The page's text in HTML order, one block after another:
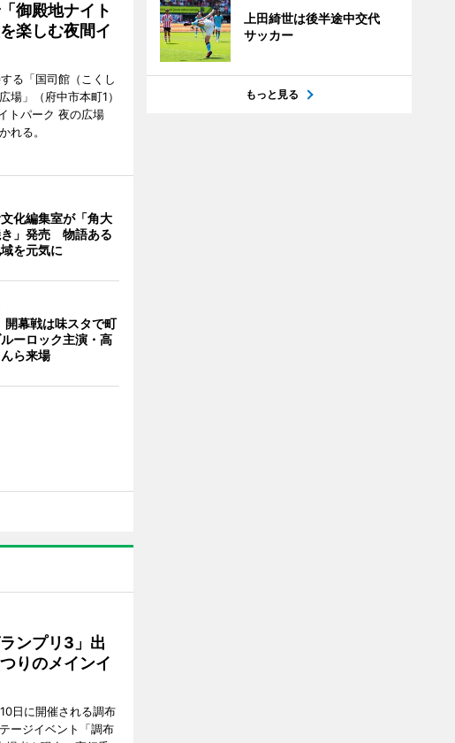
御殿地ナイト
楽しむ夜間イ
る「国司館（こくし
場」（府中市本町1）
トパーク 夜の広場
れる。
化編集室が「角大
き」発売 物語ある
を元気に
開幕戦は味スタで町
ーロック主演・高
ら来場
ンプリ3」出
りのメインイ
日に開催される調布
ージイベント「調布
上田綺世は後半途中交代
サッカー
もっと見る